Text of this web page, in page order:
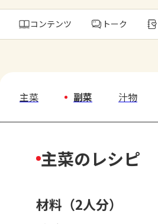
コンテンツ トーク
主菜 副菜 汁物
主菜のレシピ
材料（2人分）